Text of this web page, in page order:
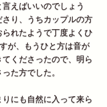
えばいいのでしょう
り、うちカップルの方
れたようで丁度よくひ
が、もうひと方は音が
くださったので、明ら
た方でした。
にも自然に入って来ら